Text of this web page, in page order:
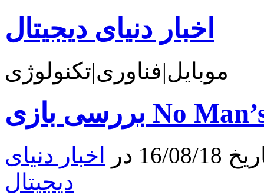
اخبار دنیای دیجیتال
موبایل|فناوری|تکنولوژی
در
اخبار دنیای
دیجیتال